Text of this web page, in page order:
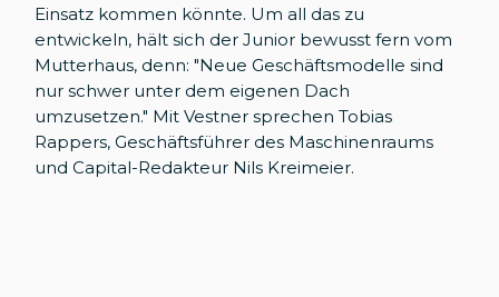
Einsatz kommen könnte. Um all das zu
entwickeln, hält sich der Junior bewusst fern vom
Mutterhaus, denn: "Neue Geschäftsmodelle sind
nur schwer unter dem eigenen Dach
umzusetzen." Mit Vestner sprechen Tobias
Rappers, Geschäftsführer des Maschinenraums
und Capital-Redakteur Nils Kreimeier.